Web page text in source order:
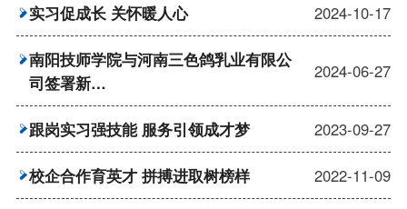
实习促成长 关怀暖人心 2024-10-17
南阳技师学院与河南三色鸽乳业有限公
司签署新…
2024-06-27
跟岗实习强技能 服务引领成才梦 2023-09-27
校企合作育英才 拼搏进取树榜样 2022-11-09